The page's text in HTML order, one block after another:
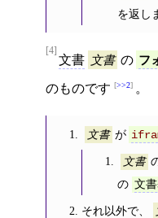
を返し
[4]
文書 文書 の フ
のものです >>2 。
文書 が
文書
の 文
それ以外で、